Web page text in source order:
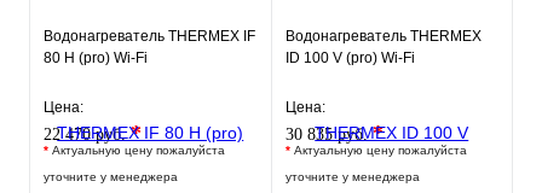
Водонагреватель THERMEX IF
80 H (pro) Wi-Fi
Цена:
22 470 руб.*
* Актуальную цену пожалуйста
уточните у менеджера
Водонагреватель THERMEX
ID 100 V (pro) Wi-Fi
Цена:
30 835 руб.*
* Актуальную цену пожалуйста
уточните у менеджера